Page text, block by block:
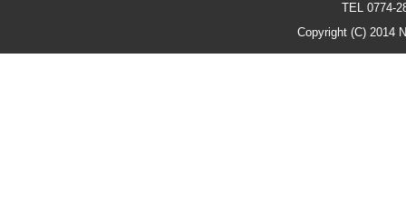
TEL 0774-
Copyright (C) 2014